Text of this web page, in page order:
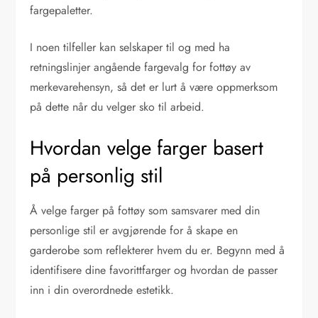
fargepaletter.
I noen tilfeller kan selskaper til og med ha
retningslinjer angående fargevalg for fottøy av
merkevarehensyn, så det er lurt å være oppmerksom
på dette når du velger sko til arbeid.
Hvordan velge farger basert
på personlig stil
Å velge farger på fottøy som samsvarer med din
personlige stil er avgjørende for å skape en
garderobe som reflekterer hvem du er. Begynn med å
identifisere dine favorittfarger og hvordan de passer
inn i din overordnede estetikk.